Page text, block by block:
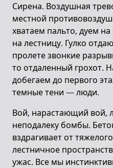
Сирена. Воздушная
местной
хватаем пальто, дуем
на лестницу. Гулко
пролете звонкие
то отдаленный грохот.
добегаем до первого
темные тени — люди.
Вой, нарастающий вой,
неподалеку бомбы.
вздрагивает от
лестничное
ужас. Все мы